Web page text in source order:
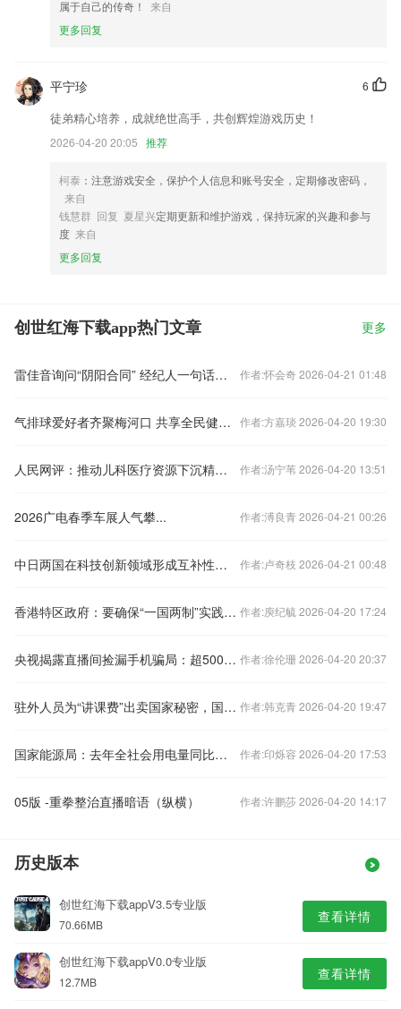
属于自己的传奇！
来自
更多回复
6
平宁珍
徒弟精心培养，成就绝世高手，共创辉煌游戏历史！
2026-04-20 20:05 推荐
柯泰 ：注意游戏安全，保护个人信息和账号安全，定期修改密码，
来自
钱慧群 回复 夏星兴定期更新和维护游戏，保持玩家的兴趣和参与
度 来自
更多回复
创世红海下载app热门文章 更多
雷佳音询问“阴阳合同” 经纪人一句话回怼太搞笑 作者:怀会奇 2026-04-21 01:48
气排球爱好者齐聚梅河口 共享全民健身盛宴 作者:方嘉琰 2026-04-20 19:30
人民网评：推动儿科医疗资源下沉精准对接群众需求 作者:汤宁苇 2026-04-20 13:51
2026广电春季车展人气攀... 作者:溥良青 2026-04-21 00:26
中日两国在科技创新领域形成互补性生态 作者:卢奇枝 2026-04-21 00:48
香港特区政府：要确保“一国两制”实践行稳致远必须始终坚持“爱国者治港” 作者:庾纪毓 2026-04-20 17:24
央视揭露直播间捡漏手机骗局：超500人被骗无人报警 作者:徐伦珊 2026-04-20 20:37
驻外人员为“讲课费”出卖国家秘密，国安机关披露详情 作者:韩克青 2026-04-20 19:47
国家能源局：去年全社会用电量同比增长3.1% 作者:印烁容 2026-04-20 17:53
05版 -重拳整治直播暗语（纵横） 作者:许鹏莎 2026-04-20 14:17
历史版本
创世红海下载appV3.5专业版
70.66MB 查看详情
创世红海下载appV0.0专业版
12.7MB 查看详情